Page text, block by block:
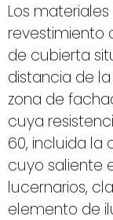
Los
revestimiento
de cubierta
distancia de
zona de
cuya
60, incluida la
cuyo saliente
lucernarios,
elemento de